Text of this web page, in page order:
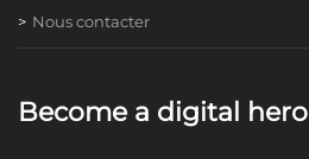
Nous contacter
Become a digital hero